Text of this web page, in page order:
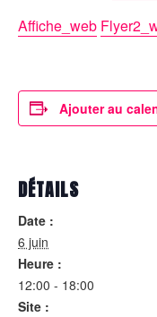
Affiche_web
Ajouter au
DÉTAILS
Date :
6 juin
Heure :
12:00 - 18:00
Site :